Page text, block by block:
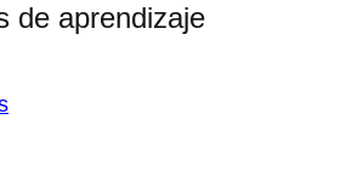
de aprendizaje